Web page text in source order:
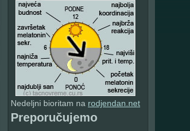
Nedeljni bioritam na rodjendan.net
Preporučujemo